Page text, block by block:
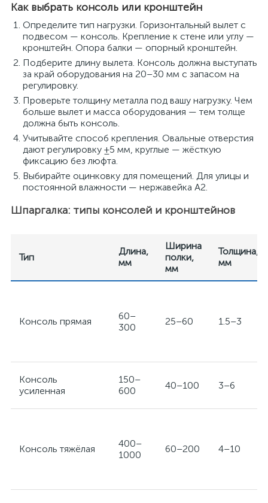
Как выбрать консоль или кронштейн
Определите тип нагрузки. Горизонтальный вылет с
подвесом — консоль. Крепление к стене или углу —
кронштейн. Опора балки — опорный кронштейн.
Подберите длину вылета. Консоль должна выступать
за край оборудования на 20–30 мм с запасом на
регулировку.
Проверьте толщину металла под вашу нагрузку. Чем
больше вылет и масса оборудования — тем толще
должна быть консоль.
Учитывайте способ крепления. Овальные отверстия
дают регулировку ±5 мм, круглые — жёсткую
фиксацию без люфта.
Выбирайте оцинковку для помещений. Для улицы и
постоянной влажности — нержавейка A2.
Шпаргалка: типы консолей и кронштейнов
Тип
Длина,
мм
Ширина
полки,
мм
Толщина,
мм
Консоль прямая
60–
300
25–60 1.5–3
Консоль
усиленная
150–
600
40–100 3–6
Консоль тяжёлая
400–
1000
60–200 4–10